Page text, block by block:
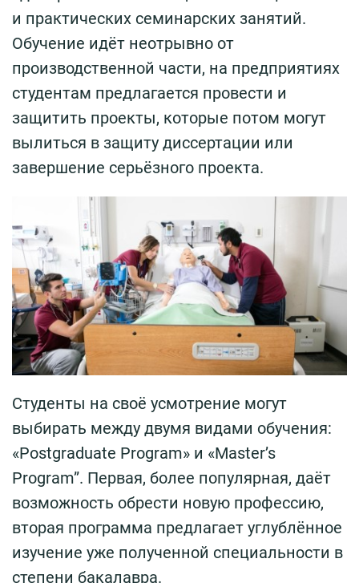
и практических семинарских занятий.
Обучение идёт неотрывно от
производственной части, на предприятиях
студентам предлагается провести и
защитить проекты, которые потом могут
вылиться в защиту диссертации или
завершение серьёзного проекта.
Студенты на своё усмотрение могут
выбирать между двумя видами обучения:
«Postgraduate Program» и «Master’s
Program”. Первая, более популярная, даёт
возможность обрести новую профессию,
вторая программа предлагает углублённое
изучение уже полученной специальности в
степени бакалавра.